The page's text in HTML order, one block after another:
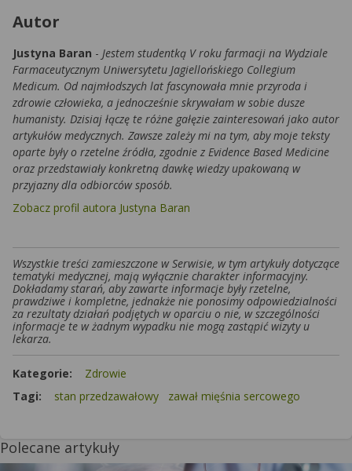
Autor
Justyna Baran - Jestem studentką V roku farmacji na Wydziale
Farmaceutycznym Uniwersytetu Jagiellońskiego Collegium
Medicum. Od najmłodszych lat fascynowała mnie przyroda i
zdrowie człowieka, a jednocześnie skrywałam w sobie dusze
humanisty. Dzisiaj łączę te różne gałęzie zainteresowań jako autor
artykułów medycznych. Zawsze zależy mi na tym, aby moje teksty
oparte były o rzetelne źródła, zgodnie z Evidence Based Medicine
oraz przedstawiały konkretną dawkę wiedzy upakowaną w
przyjazny dla odbiorców sposób.
Zobacz profil autora Justyna Baran
Wszystkie treści zamieszczone w Serwisie, w tym artykuły dotyczące
tematyki medycznej, mają wyłącznie charakter informacyjny.
Dokładamy starań, aby zawarte informacje były rzetelne,
prawdziwe i kompletne, jednakże nie ponosimy odpowiedzialności
za rezultaty działań podjętych w oparciu o nie, w szczególności
informacje te w żadnym wypadku nie mogą zastąpić wizyty u
lekarza.
Kategorie:
Zdrowie
Tagi:
stan przedzawałowy zawał mięśnia sercowego
Polecane artykuły